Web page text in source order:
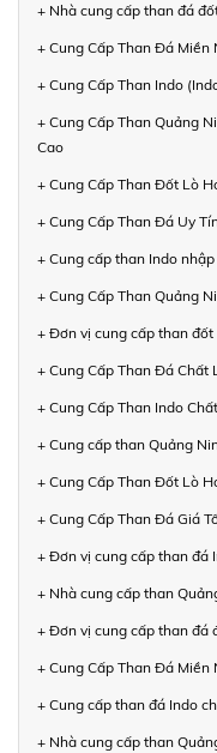
+ Nhà cung cấp than đá
+ Cung Cấp Than Đá Miền
+ Cung Cấp Than Indo
+ Cung Cấp Than Quảng
Cao
+ Cung Cấp Than Đốt Lò
+ Cung Cấp Than Đá Uy
+ Cung cấp than Indo
+ Cung Cấp Than Quảng
+ Đơn vị cung cấp than
+ Cung Cấp Than Đá Chất
+ Cung Cấp Than Indo
+ Cung cấp than Quảng
+ Cung Cấp Than Đốt Lò
+ Cung Cấp Than Đá Giá
+ Đơn vị cung cấp than đá
+ Nhà cung cấp than
+ Đơn vị cung cấp than đá
+ Cung Cấp Than Đá Miền
+ Cung cấp than đá Indo
+ Nhà cung cấp than